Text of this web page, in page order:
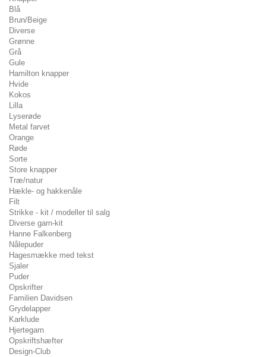
Blå
Brun/Beige
Diverse
Grønne
Grå
Gule
Hamilton knapper
Hvide
Kokos
Lilla
Lyserøde
Metal farvet
Orange
Røde
Sorte
Store knapper
Træ/natur
Hækle- og hakkenåle
Filt
Strikke - kit / modeller til salg
Diverse garn-kit
Hanne Falkenberg
Nålepuder
Hagesmække med tekst
Sjaler
Puder
Opskrifter
Familien Davidsen
Grydelapper
Karklude
Hjertegarn
Opskriftshæfter
Design-Club